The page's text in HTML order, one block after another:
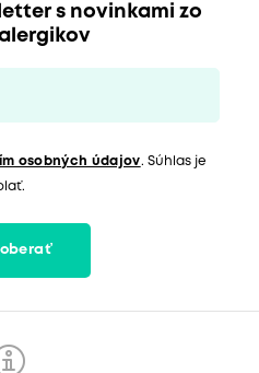
s novinkami zo
osobných údajov. Súhlas je